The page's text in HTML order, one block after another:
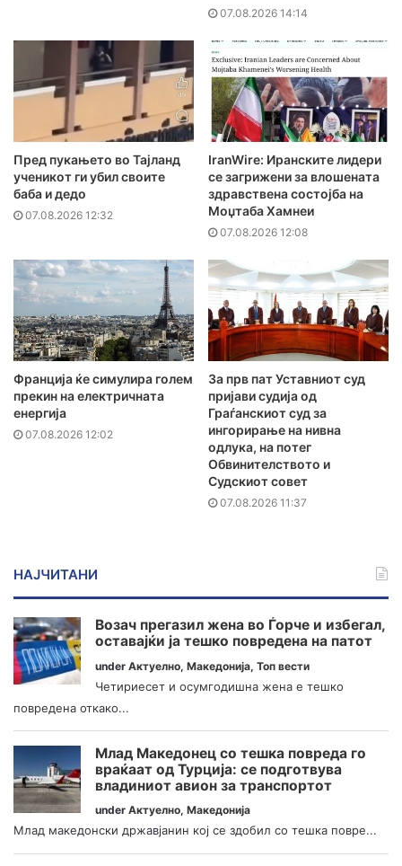
07.08.2026 14:14
Пред пукањето во Тајланд
ученикот ги убил своите
баба и дедо
07.08.2026 12:32
IranWire: Иранските лидери
се загрижени за влошената
здравствена состојба на
Моџтаба Хамнеи
07.08.2026 12:08
Франција ќе симулира голем
прекин на електричната
енергија
07.08.2026 12:02
За прв пат Уставниот суд
пријави судија од
Граѓанскиот суд за
ингорирање на нивна
одлука, на потег
Обвинителството и
Судскиот совет
07.08.2026 11:37
НАЈЧИТАНИ
Возач прегазил жена во Ѓорче и избегал,
оставајќи ја тешко повредена на патот
under Актуелно, Македонија, Топ вести
Четириесет и осумгодишна жена е тешко
повредена откако...
Млад Македонец со тешка повреда го
враќаат од Турција: се подготвува
владиниот авион за транспортот
under Актуелно, Македонија
Млад македонски државјанин кој се здобил со тешка повре...